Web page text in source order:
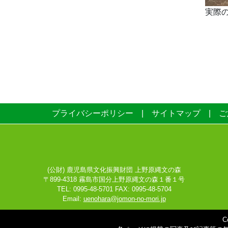
実際
プライバシーポリシー サイトマップ
(公財) 鹿児島県文化振興財団 上野原縄文の森
〒899-4318 霧島市国分上野原縄文の森１番１号
TEL: 0995-48-5701 FAX: 0995-48-5704
Email: uenohara@jomon-no-mori.jp